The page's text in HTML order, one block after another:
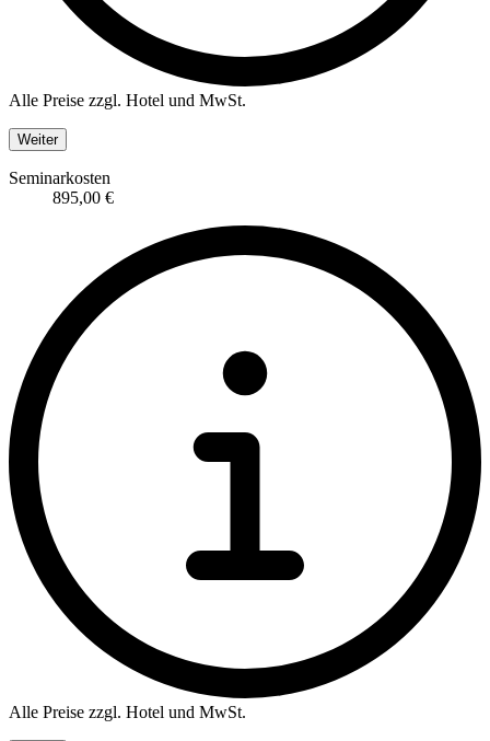
Alle Preise zzgl. Hotel und MwSt.
Weiter
Seminarkosten
895,00 €
Alle Preise zzgl. Hotel und MwSt.